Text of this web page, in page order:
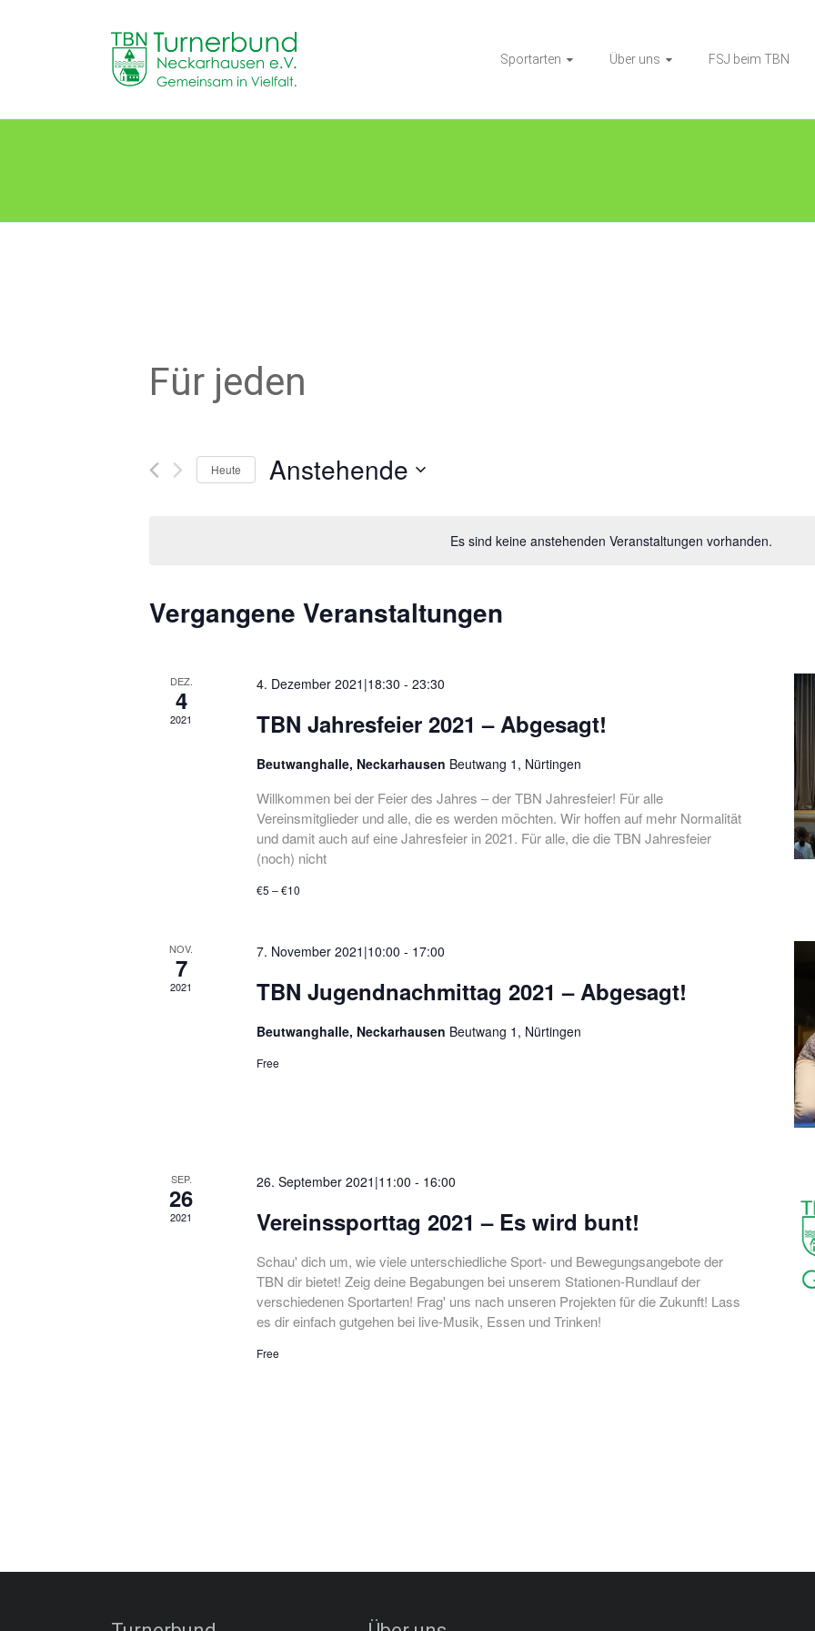
TB
Neckarhausen
in
Sportarten Über uns FSJ beim TBN
Es sind keine anstehenden Veranstaltungen vorhanden.
Für jeden
Heute Anstehende
Vergangene Veranstaltungen
DEZ.
4
2021
4. Dezember 2021|18:30 -23:30
TBN Jahresfeier 2021 – Abgesagt!
Beutwanghalle, Neckarhausen Beutwang 1, Nürtingen
Willkommen bei der Feier des Jahres – der TBN Jahresfeier! Für alle
Vereinsmitglieder und alle, die es werden möchten. Wir hoffen auf mehr Normalität
und damit auch auf eine Jahresfeier in 2021. Für alle, die die TBN Jahresfeier
(noch) nicht
€5 – €10
NOV.
7
2021
7. November 2021|10:00 - 17:00
TBN Jugendnachmittag 2021 – Abgesagt!
Beutwanghalle, Neckarhausen Beutwang 1, Nürtingen
Free
SEP.
26
2021
26. September 2021|11:00 - 16:00
Vereinssporttag 2021 – Es wird bunt!
Schau' dich um, wie viele unterschiedliche Sport- und Bewegungsangebote der
TBN dir bietet! Zeig deine Begabungen bei unserem Stationen-Rundlauf der
verschiedenen Sportarten! Frag' uns nach unseren Projekten für die Zukunft! Lass
es dir einfach gutgehen bei live-Musik, Essen und Trinken!
Free